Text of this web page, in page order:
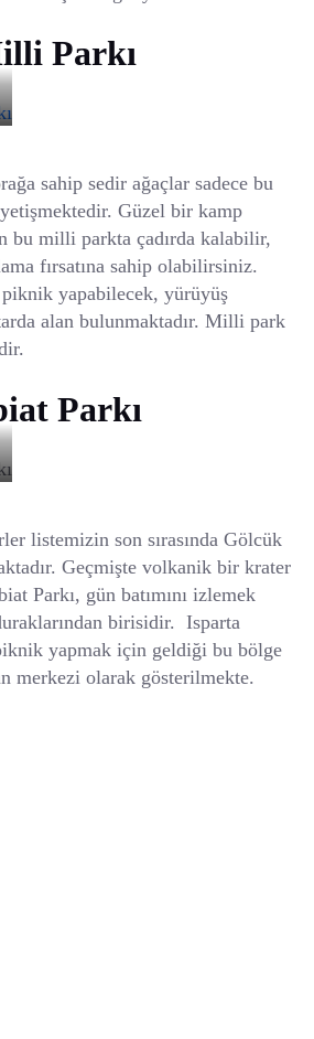
Parkı
sahip sedir ağaçlar sadece bu
Güzel bir kamp
bu milli parkta çadırda kalabilir,
fırsatına sahip olabilirsiniz.
yapabilecek, yürüyüş
alan bulunmaktadır. Milli park
Parkı
listemizin son sırasında Gölcük
Geçmişte volkanik bir krater
Parkı, gün batımını izlemek
birisidir. Isparta
yapmak için geldiği bu bölge
merkezi olarak gösterilmekte.